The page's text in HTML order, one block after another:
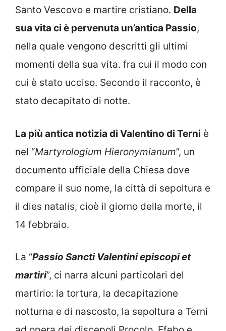
Santo Vescovo e martire cristiano. Della
sua vita ci è pervenuta un’antica Passio,
nella quale vengono descritti gli ultimi
momenti della sua vita. fra cui il modo con
cui è stato ucciso. Secondo il racconto, è
stato decapitato di notte.
La più antica notizia di Valentino di Terni è
nel “Martyrologium Hieronymianum”, un
documento ufficiale della Chiesa dove
compare il suo nome, la città di sepoltura e
il dies natalis, cioè il giorno della morte, il
14 febbraio.
La “Passio Sancti Valentini episcopi et
martiri”, ci narra alcuni particolari del
martirio: la tortura, la decapitazione
notturna e di nascosto, la sepoltura a Terni